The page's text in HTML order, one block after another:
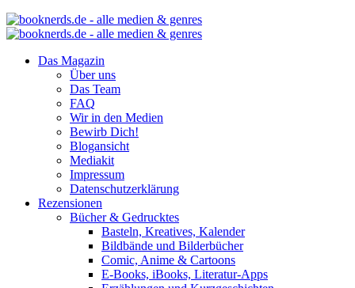
Das Magazin
Über uns
Das Team
FAQ
Wir in den Medien
Bewirb Dich!
Blogansicht
Mediakit
Impressum
Datenschutzerklärung
Rezensionen
Bücher & Gedrucktes
Basteln, Kreatives, Kalender
Bildbände und Bilderbücher
Comic, Anime & Cartoons
E-Books, iBooks, Literatur-Apps